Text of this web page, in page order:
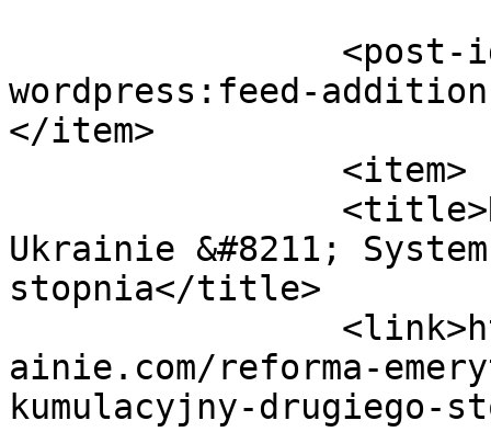
wordpress:feed-
</item>
Ukrainie &#8211;
stopnia</title>
ainie.com/reforma-
kumulacyjny-drugiego-